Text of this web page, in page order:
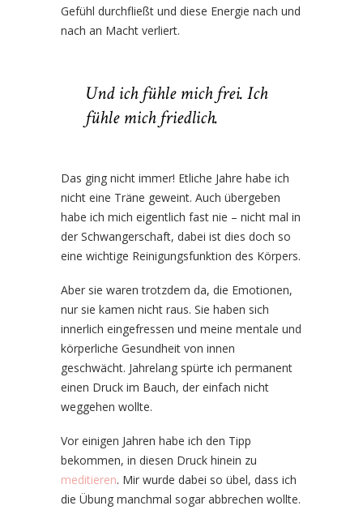
Gefühl durchfließt und diese Energie nach und
nach an Macht verliert.
Und ich fühle mich frei. Ich
fühle mich friedlich.
Das ging nicht immer! Etliche Jahre habe ich
nicht eine Träne geweint. Auch übergeben
habe ich mich eigentlich fast nie – nicht mal in
der Schwangerschaft, dabei ist dies doch so
eine wichtige Reinigungsfunktion des Körpers.
Aber sie waren trotzdem da, die Emotionen,
nur sie kamen nicht raus. Sie haben sich
innerlich eingefressen und meine mentale und
körperliche Gesundheit von innen
geschwächt. Jahrelang spürte ich permanent
einen Druck im Bauch, der einfach nicht
weggehen wollte.
Vor einigen Jahren habe ich den Tipp
bekommen, in diesen Druck hinein zu
meditieren. Mir wurde dabei so übel, dass ich
die Übung manchmal sogar abbrechen wollte.